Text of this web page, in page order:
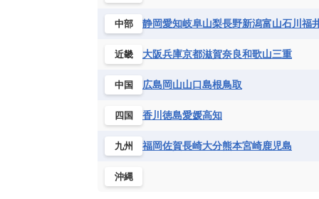
中部 静岡愛知岐阜山梨長野新潟富山石川 福
近畿 大阪兵庫京都滋賀奈良和歌山三重
中国 広島岡山山口島根鳥取
四国 香川 徳島愛媛高知
九州 福岡佐賀長崎大分熊本宮崎鹿児島
沖縄